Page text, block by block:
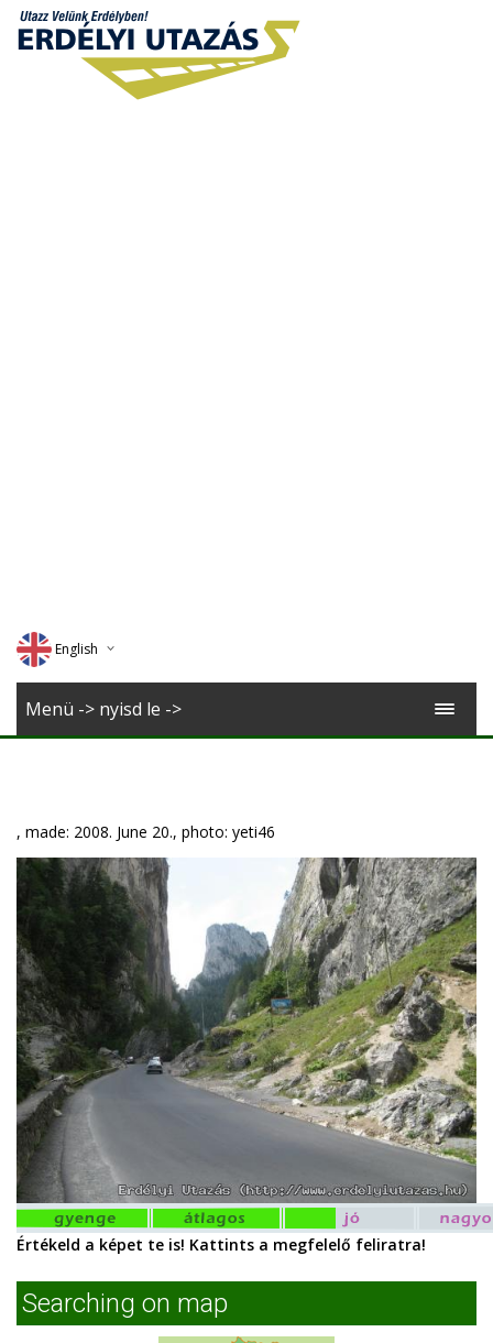
English
Deutsch
Menü -> nyisd le ->
, made: 2008. June 20., photo: yeti46
Értékeld a képet te is! Kattints a megfelelő feliratra!
Searching on map